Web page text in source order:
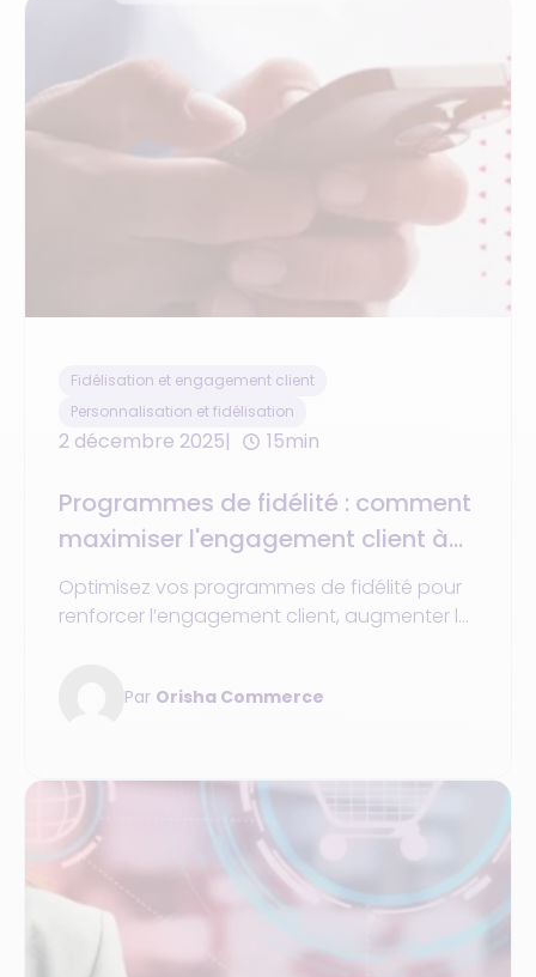
Fidélisation et engagement client
Personnalisation et fidélisation
2 décembre 2025 15min
Programmes de fidélité : comment
maximiser l'engagement client à
travers la mise en place d'une
stratégie de commerce unifié ?
Optimisez vos programmes de fidélité pour
renforcer l’engagement client, augmenter la
Par Orisha Commerce